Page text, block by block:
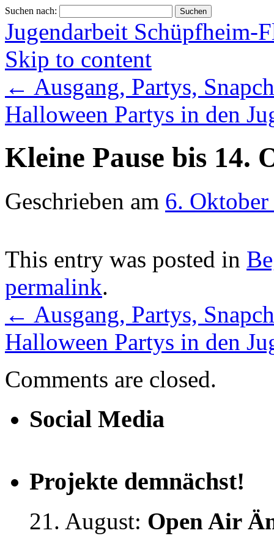
Suchen nach:
Jugendarbeit Schüpfheim-
Skip to content
← Ausgang, Partys,
Halloween Partys in den
Kleine Pause bis 14.
Geschrieben am 6.
This entry was posted in
permalink.
← Ausgang, Partys,
Halloween Partys in den
Comments are closed.
Social Media
Projekte demnächst!
21. August: Open Air